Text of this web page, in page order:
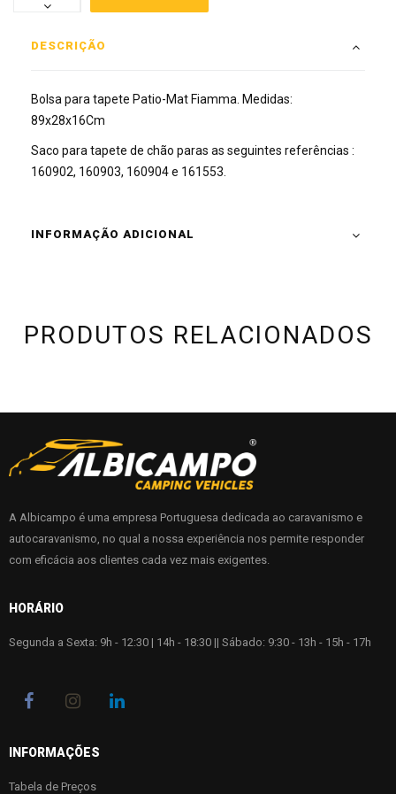
DESCRIÇÃO
Bolsa para tapete Patio-Mat Fiamma. Medidas:
89x28x16Cm
Saco para tapete de chão paras as seguintes referências :
160902, 160903, 160904 e 161553.
INFORMAÇÃO ADICIONAL
PRODUTOS RELACIONADOS
A Albicampo é uma empresa Portuguesa dedicada ao caravanismo e
autocaravanismo, no qual a nossa experiência nos permite responder
com eficácia aos clientes cada vez mais exigentes.
HORÁRIO
Segunda a Sexta: 9h - 12:30 | 14h - 18:30 || Sábado: 9:30 - 13h - 15h - 17h
INFORMAÇÕES
Tabela de Preços